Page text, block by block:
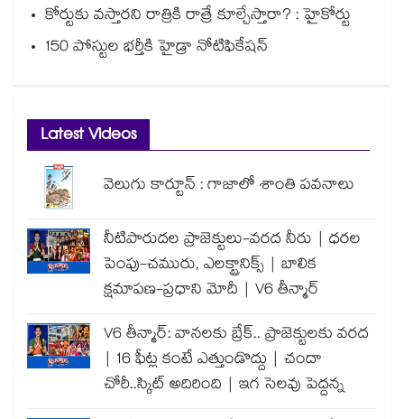
కోర్టుకు వస్తారని రాత్రికి రాత్రే కూల్చేస్తారా? : హైకోర్టు
150 పోస్టుల భర్తీకి హైడ్రా నోటిఫికేషన్
Latest Videos
వెలుగు కార్టూన్ : గాజాలో శాంతి పవనాలు
నీటిపారుదల ప్రాజెక్టులు-వరద నీరు | ధరల
పెంపు-చమురు, ఎలక్ట్రానిక్స్ | బాలిక
క్షమాపణ-ప్రధాని మోదీ | V6 తీన్మార్
V6 తీన్మార్: వానలకు బ్రేక్.. ప్రాజెక్టులకు వరద
| 16 ఫీట్ల కంటే ఎత్తుండొద్దు | చందా
చోరీ..స్కిట్ అదిరింది | ఇగ సెలవు పెద్దన్న